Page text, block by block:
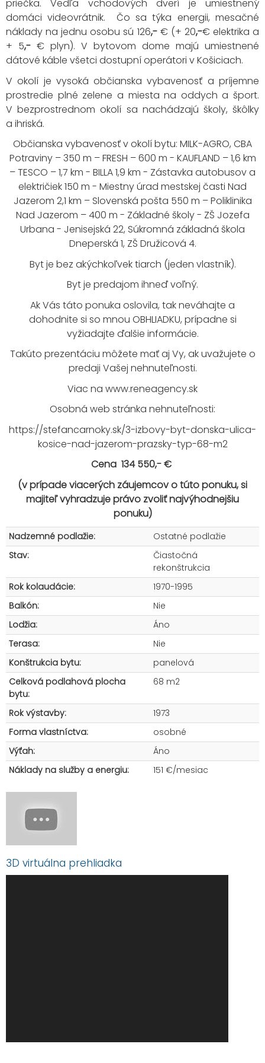
priečka. Vedľa vchodových dverí je umiestnený
domáci videovrátnik. Čo sa týka energii, mesačné
náklady na jednu osobu sú 126,- € (+ 20,-€ elektrika a
+ 5,- € plyn). V bytovom dome majú umiestnené
dátové káble všetci dostupní operátori v Košiciach.
V okolí je vysoká občianska vybavenosť a príjemne
prostredie plné zelene a miesta na oddych a šport.
V bezprostrednom okolí sa nachádzajú školy, škôlky
a ihriská.
Občianska vybavenosť v okolí bytu: MILK-AGRO, CBA
Potraviny – 350 m – FRESH – 600 m - KAUFLAND – 1,6 km
– TESCO – 1,7 km - BILLA 1,9 km - Zástavka autobusov a
električiek 150 m - Miestny úrad mestskej časti Nad
Jazerom 2,1 km – Slovenská pošta 550 m – Poliklinika
Nad Jazerom – 400 m - Základné školy - ZŠ Jozefa
Urbana - Jenisejská 22, Súkromná základná škola
Dneperská 1, ZŠ Družicová 4.
Byt je bez akýchkoľvek tiarch (jeden vlastník).
Byt je predajom ihneď voľný.
Ak Vás táto ponuka oslovila, tak neváhajte a
dohodnite si so mnou OBHLIADKU, prípadne si
vyžiadajte ďalšie informácie.
Takúto prezentáciu môžete mať aj Vy, ak uvažujete o
predaji Vašej nehnuteľnosti.
Viac na www.reneagency.sk
Osobná web stránka nehnuteľnosti:
https://stefancarnoky.sk/3-izbovy-byt-donska-ulica-
kosice-nad-jazerom-prazsky-typ-68-m2
Cena 134 550,- €
(v prípade viacerých záujemcov o túto ponuku, si
majiteľ vyhradzuje právo zvoliť najvýhodnejšiu
ponuku)
Nadzemné podlažie:
Ostatné podlažie
Stav:
Čiastočná
rekonštrukcia
Rok kolaudácie:
1970-1995
Balkón:
Nie
Lodžia:
Áno
Terasa:
Nie
Konštrukcia bytu:
panelová
Celková podlahová plocha
bytu:
68 m2
Rok výstavby:
1973
Forma vlastníctva:
osobné
Výťah:
Áno
Náklady na služby a energiu:
151 €/mesiac
3D virtuálna prehliadka